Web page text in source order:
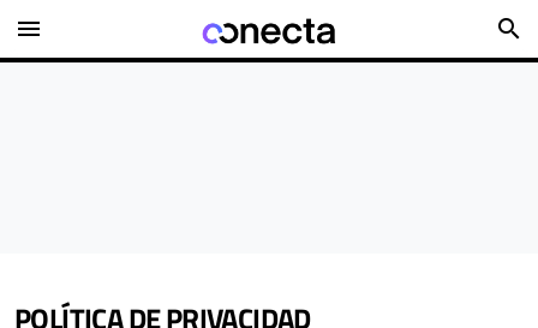
menu search
POLÍTICA DE PRIVACIDAD